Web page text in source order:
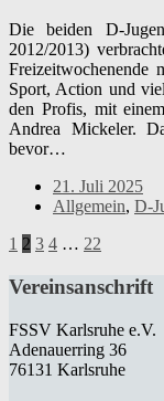
Die beiden D-
2012/2013)
Freizeitwochenende
Sport, Action und
den Profis, mit
Andrea Mickeler.
bevor…
21. Juli 2025
Allgemein, D-
1 2 3 4 … 22
Vereinsanschrift
FSSV Karlsruhe e.V.
Adenauerring 36
76131 Karlsruhe